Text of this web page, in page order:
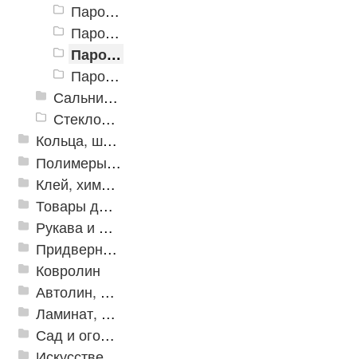
Паронит кислотостойкий ПК и электролизерный ПЭ ГОСТ 481-80, ТУ 2575-295-00149363-2008
Паронит маслобензостойкий ПМБ-1 ГОСТ 481-80
Паронит ПМБ
Паронит ПОН-Б ГОСТ 481-80
Сальниковая набивка
Стеклоткань Стеклопластик
Кольца, шайбы, манжеты
Полимеры и пластики
Клей, химия, сопутствующие товары
Товары для дома
Рукава и шланги промышленные
Придверные решетки
Ковролин
Автолин, Транслин, Линолеум
Ламинат, Кварцвиниловая плитка SPC
Сад и огород